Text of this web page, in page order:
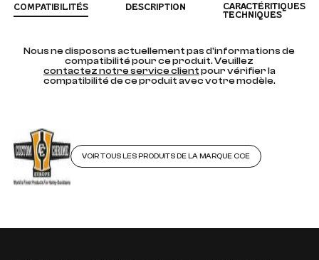
COMPATIBILITÉS DESCRIPTION
CARACTÉRITIQUES
TECHNIQUES
Nous ne disposons actuellement pas d'informations de
compatibilité pour ce produit. Veuillez
contactez notre service clientpour vérifier la
compatibilité de ce produit avec votre modèle.
VOIR TOUS LES PRODUITS DE LA MARQUE CCE